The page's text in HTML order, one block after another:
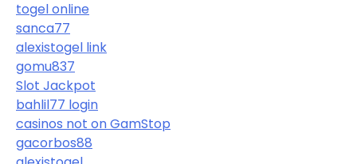
togel online
sanca77
alexistogel link
gomu837
Slot Jackpot
bahlil77 login
casinos not on GamStop
gacorbos88